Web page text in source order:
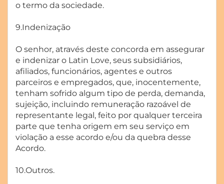
o termo da sociedade.
9.Indenização
O senhor, através deste concorda em assegurar
e indenizar o Latin Love, seus subsidiários,
afiliados, funcionários, agentes e outros
parceiros e empregados, que, inocentemente,
tenham sofrido algum tipo de perda, demanda,
sujeição, incluindo remuneração razoável de
representante legal, feito por qualquer terceira
parte que tenha origem em seu serviço em
violação a esse acordo e/ou da quebra desse
Acordo.
10.Outros.